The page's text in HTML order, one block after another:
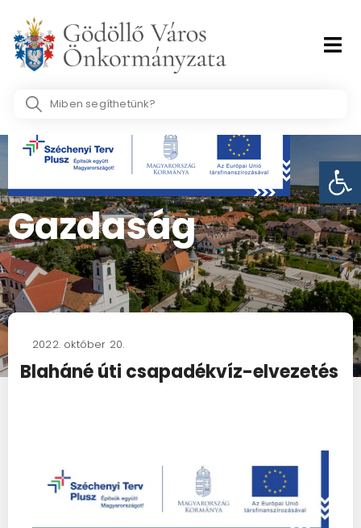
content
Search
Gazdaság
2022. október 20.
Blaháné úti csapadékvíz-elvezetés